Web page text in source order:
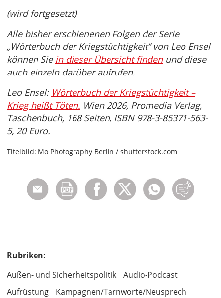
(wird fortgesetzt)
Alle bisher erschienenen Folgen der Serie
„Wörterbuch der Kriegstüchtigkeit“ von Leo Ensel
können Sie in dieser Übersicht findenund diese
auch einzeln darüber aufrufen.
Leo Ensel: Wörterbuch der Kriegstüchtigkeit –
Krieg heißt Töten. Wien 2026, Promedia Verlag,
Taschenbuch, 168 Seiten, ISBN 978-3-85371-563-
5, 20 Euro.
Titelbild: Mo Photography Berlin / shutterstock.com
Rubriken:
Außen- und Sicherheitspolitik
Audio-Podcast
Aufrüstung
Kampagnen/Tarnworte/Neusprech